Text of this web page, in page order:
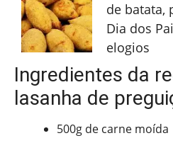
de batata,
Dia dos
elogios
Ingredientes da
lasanha de
500g de carne moída